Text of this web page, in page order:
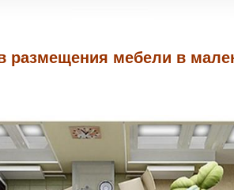
размещения мебели в